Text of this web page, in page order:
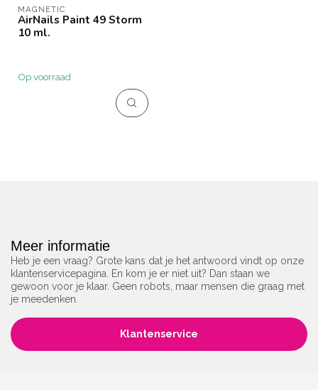
MAGNETIC
AirNails Paint 49 Storm
10 ml.
Op voorraad
Meer informatie
Heb je een vraag? Grote kans dat je het antwoord vindt op onze
klantenservicepagina. En kom je er niet uit? Dan staan we
gewoon voor je klaar. Geen robots, maar mensen die graag met
je meedenken.
Klantenservice